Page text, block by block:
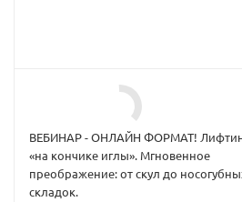
ВЕБИНАР - ОНЛАЙН ФОРМАТ!
«на кончике иглы». Мгновенное
преображение: от скул до
складок.